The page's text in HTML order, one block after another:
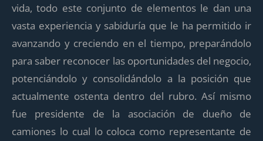
vida, todo este conjunto de elementos le dan una
vasta experiencia y sabiduría que le ha permitido ir
avanzando y creciendo en el tiempo, preparándolo
para saber reconocer las oportunidades del negocio,
potenciándolo y consolidándolo a la posición que
actualmente ostenta dentro del rubro. Así mismo
fue presidente de la asociación de dueño de
camiones lo cual lo coloca como representante de